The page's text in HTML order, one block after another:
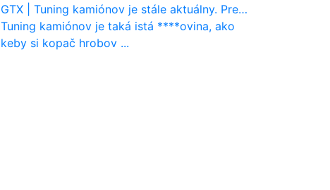
GTX
Tuning kamiónov je stále aktuálny. Prečo nevyhynul ako pri osobákoch?
Tuning kamiónov je taká istá ****ovina, ako
keby si kopač hrobov ...